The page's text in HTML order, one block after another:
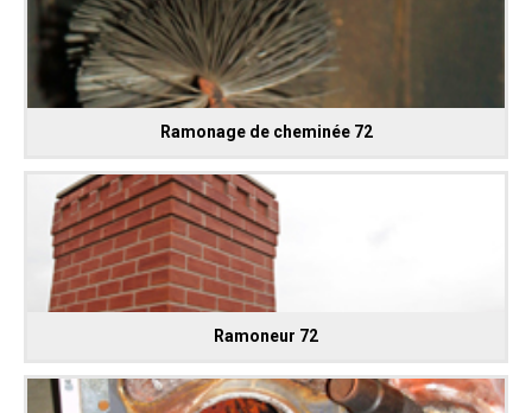
Ramonage de cheminée 72
Ramoneur 72